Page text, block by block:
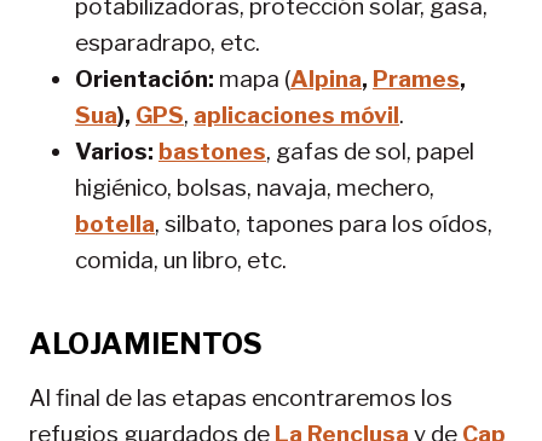
potabilizadoras, protección solar, gasa,
esparadrapo, etc.
Orientación: mapa (Alpina, Prames,
Sua), GPS, aplicaciones móvil.
Varios: bastones, gafas de sol, papel
higiénico, bolsas, navaja, mechero,
botella, silbato, tapones para los oídos,
comida, un libro, etc.
ALOJAMIENTOS
Al final de las etapas encontraremos los
refugios guardados de La Renclusa y de Cap